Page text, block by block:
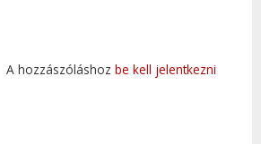
A hozzászóláshoz be kell jelentkezni